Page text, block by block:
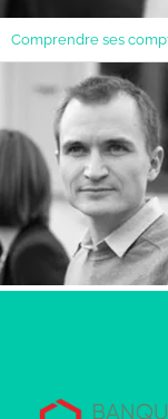
Comprendre ses